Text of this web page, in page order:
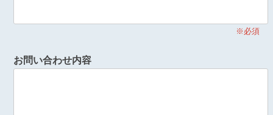
※必須
お問い合わせ内容